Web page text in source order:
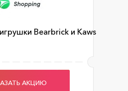
Bearbrick и Kaws
АКЦИЮ